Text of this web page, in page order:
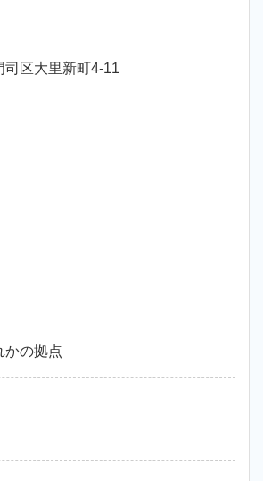
区大里新町4-11
かの拠点